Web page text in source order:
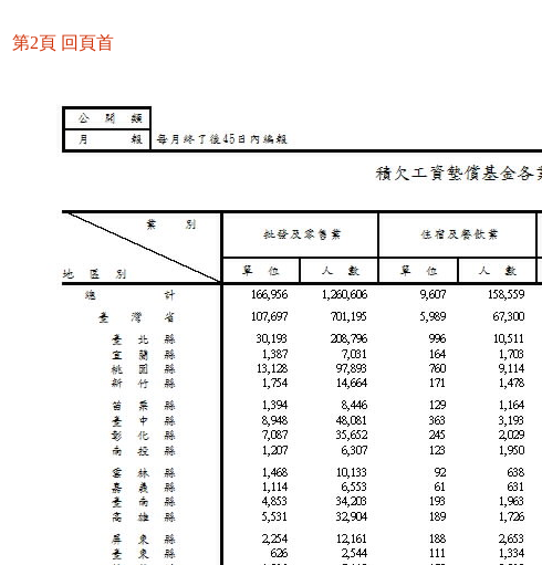
第2頁 回頁首